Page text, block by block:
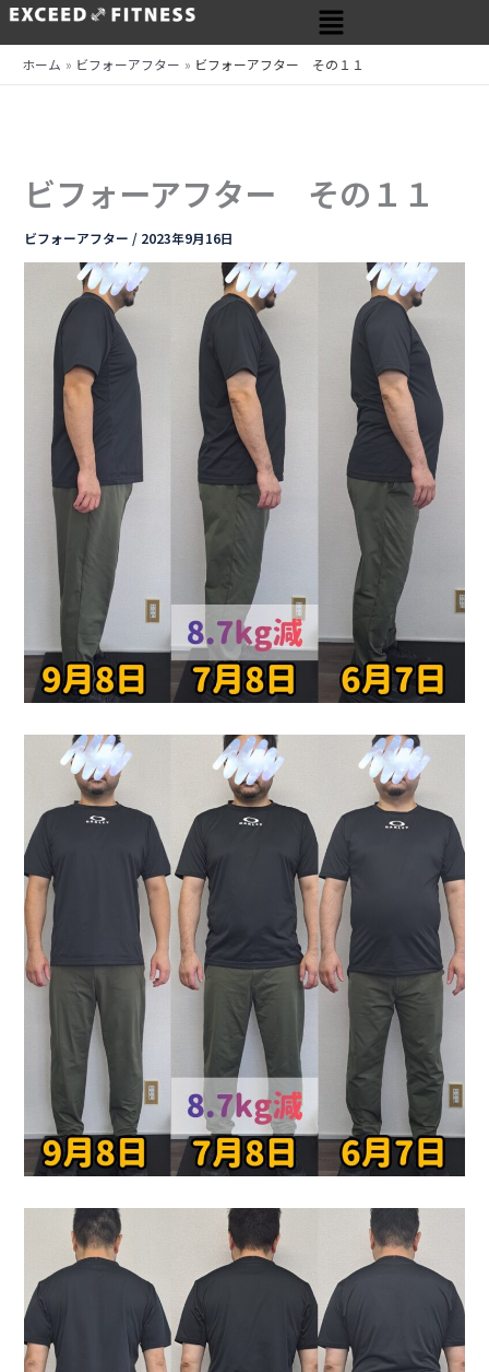
内
メ
ニ
ュ
ー
ホーム ビフォーアフター ビフォーアフター その１１
ビフォーアフター その１１
ビフォーアフター / 2023年9月16日